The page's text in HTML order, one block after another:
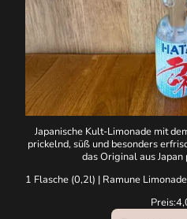
Japanische Kult-Limonade mit
prickelnd, süß und besonders
das Original aus
1 Flasche (0,2l) | Ramune Limonade
Preis: